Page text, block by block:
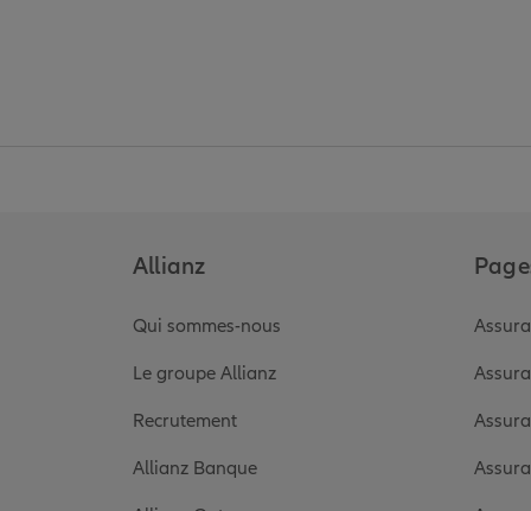
Allianz
Qui sommes-nous
Le groupe Allianz
Recrutement
Allianz Banque